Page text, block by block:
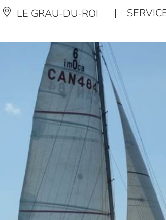
LE GRAU-DU-ROI |